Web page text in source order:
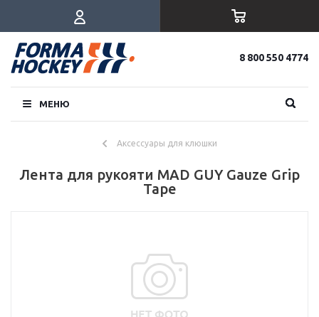
8 800 550 4774
МЕНЮ
Аксессуары для клюшки
Лента для рукояти MAD GUY Gauze Grip
Tape